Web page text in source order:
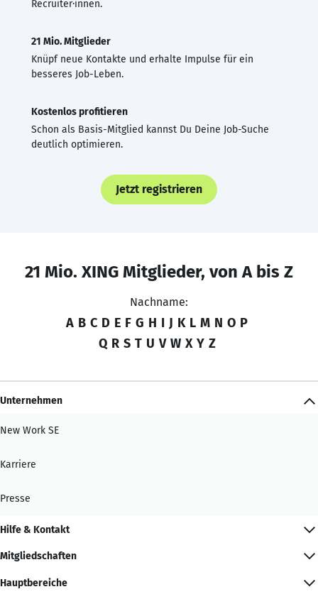
Recruiter·innen.
21 Mio. Mitglieder
Knüpf neue Kontakte und erhalte Impulse für ein
besseres Job-Leben.
Kostenlos profitieren
Schon als Basis-Mitglied kannst Du Deine Job-Suche
deutlich optimieren.
Jetzt registrieren
21 Mio. XING Mitglieder, von A bis Z
Nachname:
A B C D E F G H I J K L M N O P
Q R S T U V W X Y Z
Unternehmen
New Work SE
Karriere
Presse
Hilfe & Kontakt
Mitgliedschaften
Hauptbereiche